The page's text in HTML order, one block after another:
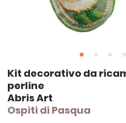
Kit decorativo da
perline
Abris Art
Ospiti di Pasqua
Vai
all'inizio
della
galleria
di
immagini